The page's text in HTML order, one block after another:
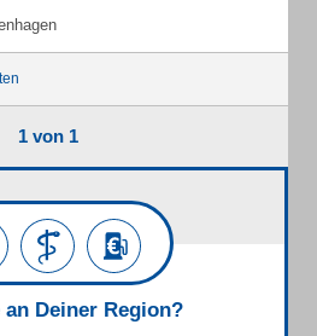
1 von 1
an Deiner Region?